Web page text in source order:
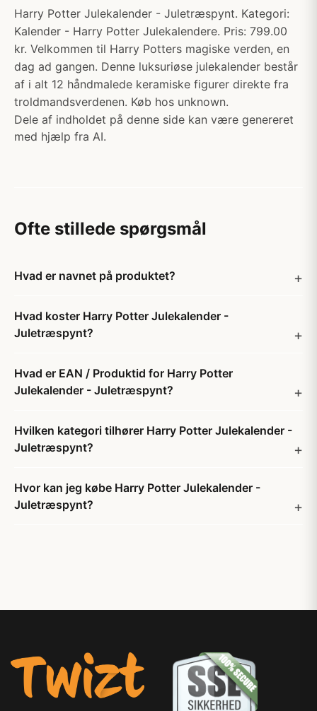
Harry Potter Julekalender - Juletræspynt. Kategori:
Kalender - Harry Potter Julekalendere. Pris: 799.00
kr. Velkommen til Harry Potters magiske verden, en
dag ad gangen. Denne luksuriøse julekalender består
af i alt 12 håndmalede keramiske figurer direkte fra
troldmandsverdenen. Køb hos unknown.
Dele af indholdet på denne side kan være genereret
med hjælp fra AI.
Ofte stillede spørgsmål
Hvad er navnet på produktet?
Hvad koster Harry Potter Julekalender -
Juletræspynt?
Hvad er EAN / Produktid for Harry Potter
Julekalender - Juletræspynt?
Hvilken kategori tilhører Harry Potter Julekalender -
Juletræspynt?
Hvor kan jeg købe Harry Potter Julekalender -
Juletræspynt?